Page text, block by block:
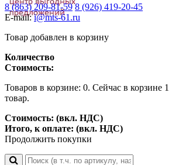
8 (863) 209-81-59 8 (926) 419-20-45
E-mail:i@mts-61.ru
Товар добавлен в корзину
Количество
Стоимость:
Товаров в корзине: 0. Сейчас в корзине 1
товар.
Стоимость: (вкл. НДС)
Итого, к оплате: (вкл. НДС)
Продолжить покупки